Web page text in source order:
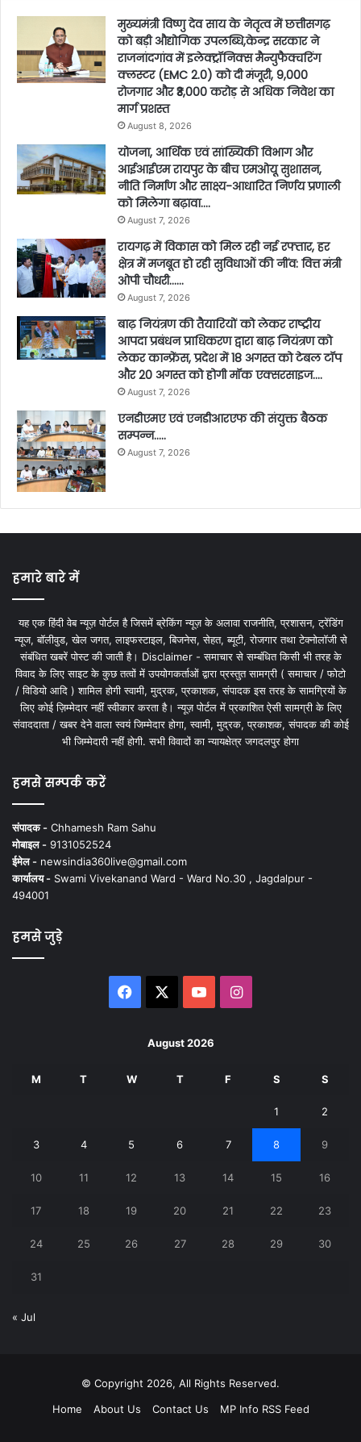
मुख्यमंत्री विष्णु देव साय के नेतृत्व में छत्तीसगढ़
को बड़ी औद्योगिक उपलब्धि,केन्द्र सरकार ने
राजनांदगांव में इलेक्ट्रॉनिक्स मैन्युफैक्चरिंग
क्लस्टर (EMC 2.0) को दी मंजूरी, 9,000
रोजगार और ₹3,000 करोड़ से अधिक निवेश का
मार्ग प्रशस्त
August 8, 2026
योजना, आर्थिक एवं सांख्यिकी विभाग और
आईआईएम रायपुर के बीच एमओयू सुशासन,
नीति निर्माण और साक्ष्य-आधारित निर्णय प्रणाली
को मिलेगा बढ़ावा….
August 7, 2026
रायगढ़ में विकास को मिल रही नई रफ्तार, हर
क्षेत्र में मजबूत हो रही सुविधाओं की नींव: वित्त मंत्री
ओपी चौधरी……
August 7, 2026
बाढ़ नियंत्रण की तैयारियों को लेकर राष्ट्रीय
आपदा प्रबंधन प्राधिकरण द्वारा बाढ़ नियंत्रण को
लेकर कान्फ्रेंस, प्रदेश में 18 अगस्त को टेबल टॉप
और 20 अगस्त को होगी मॉक एक्सरसाइज….
August 7, 2026
एनडीएमए एवं एनडीआरएफ की संयुक्त बैठक
सम्पन्न…..
August 7, 2026
हमारे बारे में
यह एक हिंदी वेब न्यूज़ पोर्टल है जिसमें ब्रेकिंग न्यूज़ के अलावा राजनीति, प्रशासन, ट्रेंडिंग
न्यूज, बॉलीवुड, खेल जगत, लाइफस्टाइल, बिजनेस, सेहत, ब्यूटी, रोजगार तथा टेक्नोलॉजी से
संबंधित खबरें पोस्ट की जाती है। Disclaimer - समाचार से सम्बंधित किसी भी तरह के
विवाद के लिए साइट के कुछ तत्वों में उपयोगकर्ताओं द्वारा प्रस्तुत सामग्री ( समाचार / फोटो
/ विडियो आदि ) शामिल होगी स्वामी, मुद्रक, प्रकाशक, संपादक इस तरह के सामग्रियों के
लिए कोई ज़िम्मेदार नहीं स्वीकार करता है। न्यूज़ पोर्टल में प्रकाशित ऐसी सामग्री के लिए
संवाददाता / खबर देने वाला स्वयं जिम्मेदार होगा, स्वामी, मुद्रक, प्रकाशक, संपादक की कोई
भी जिम्मेदारी नहीं होगी. सभी विवादों का न्यायक्षेत्र जगदलपुर होगा
हमसे सम्पर्क करें
संपादक - Chhamesh Ram Sahu
मोबाइल - 9131052524
ईमेल - newsindia360live@gmail.com
कार्यालय - Swami Vivekanand Ward - Ward No.30 , Jagdalpur -
494001
हमसे जुड़े
Facebook YouTubeInstagram
August 2026
M T W T F S S
1 2
3 4 5 6 7 8 9
10 11 12 13 14 15 16
17 18 19 20 21 22 23
24 25 26 27 28 29 30
31
« Jul
© Copyright 2026, All Rights Reserved.
Home
About Us Contact Us MP Info RSS Feed